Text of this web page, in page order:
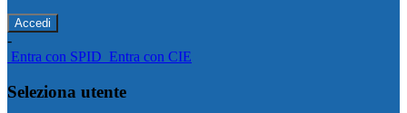
-
Entra con SPID Entra con CIE
Seleziona utente